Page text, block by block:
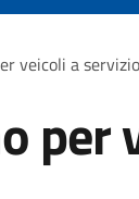
veicoli a
per